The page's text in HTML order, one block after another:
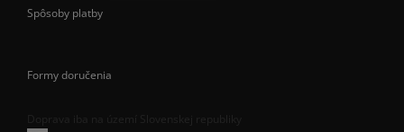
Spôsoby platby
Formy doručenia